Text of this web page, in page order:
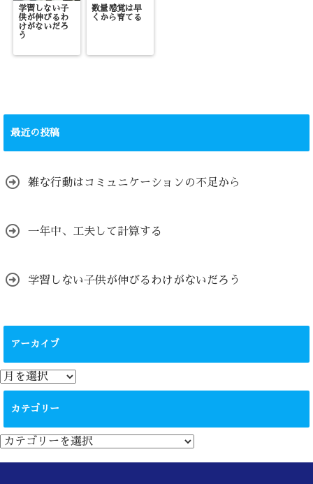
学習しない子
供が伸びるわ
けがないだろ
う
数量感覚は早
くから育てる
最近の投稿
雑な行動はコミュニケーションの不足から
一年中、工夫して計算する
学習しない子供が伸びるわけがないだろう
アーカイブ
ア
ー
カテゴリー
カ
テ
ゴ